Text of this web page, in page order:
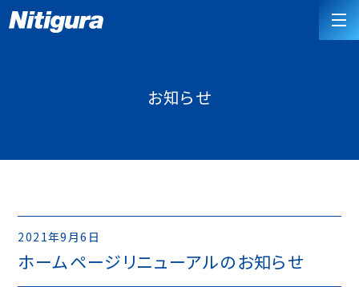
お知らせ
2021年9月6日
ホームページリニューアルのお知らせ